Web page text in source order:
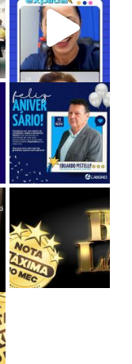
Hoje celebramos a vida do nosso Diretor A